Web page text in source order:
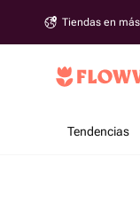
Tiendas en
Tendencias